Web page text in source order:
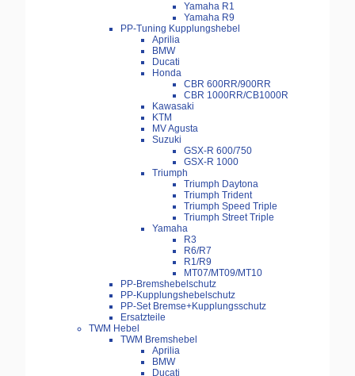
Yamaha R1
Yamaha R9
PP-Tuning Kupplungshebel
Aprilia
BMW
Ducati
Honda
CBR 600RR/900RR
CBR 1000RR/CB1000R
Kawasaki
KTM
MV Agusta
Suzuki
GSX-R 600/750
GSX-R 1000
Triumph
Triumph Daytona
Triumph Trident
Triumph Speed Triple
Triumph Street Triple
Yamaha
R3
R6/R7
R1/R9
MT07/MT09/MT10
PP-Bremshebelschutz
PP-Kupplungshebelschutz
PP-Set Bremse+Kupplungsschutz
Ersatzteile
TWM Hebel
TWM Bremshebel
Aprilia
BMW
Ducati